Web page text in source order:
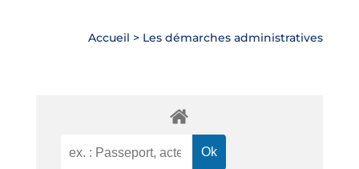
Accueil > Les démarches administratives